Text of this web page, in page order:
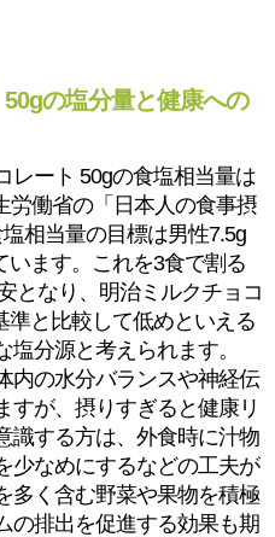
の塩分量と健康への
レート 50gの食塩相当量は
労働省の「日本人の食事摂
相当量の目標は男性7.5g
います。これを3食で割る
となり、明治ミルクチョコ
準と比較して低めといえる
分源と考えられます。
内の水分バランスや神経伝
すが、摂りすぎると健康リ
識する方は、外食時に汁物
少なめにするなどの工夫が
多く含む野菜や果物を積極
の排出を促進する効果も期